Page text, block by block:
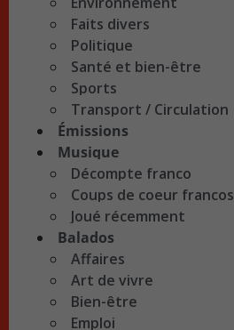
Faits divers
Politique
Santé et bien-être
Sports
Transport / Circulation
Émissions
Musique
Décompte franco
Coups de coeur francos
Joué récemment
Balados
Affaires
Art de vivre
Bien-être
Emploi